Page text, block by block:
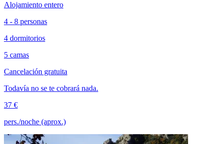
Alojamiento entero
4 - 8 personas
4 dormitorios
5 camas
Cancelación gratuita
Todavía no se te cobrará nada.
37 €
pers./noche (aprox.)